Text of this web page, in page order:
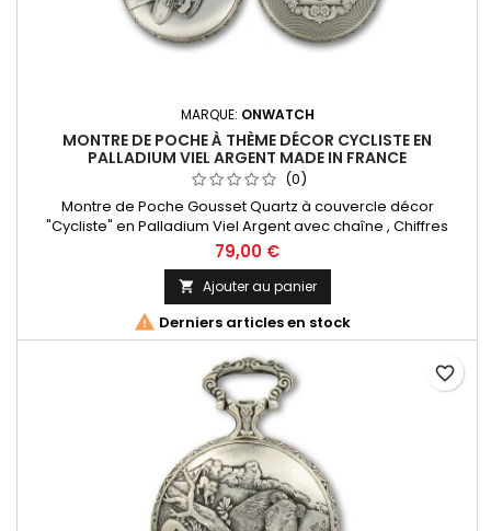
MARQUE: ONWATCH
MONTRE DE POCHE À THÈME DÉCOR CYCLISTE EN
PALLADIUM VIEL ARGENT MADE IN FRANCE
(0)
Montre de Poche Gousset Quartz à couvercle décor
"Cycliste" en Palladium Viel Argent avec chaîne , Chiffres
Arabes. Mouvement Ronda 515 Swiss Parts, 3 aiguilles et
dateur à 3h. Fabrication Française
79,00 €
 Ajouter au panier
 Derniers articles en stock
favorite_border